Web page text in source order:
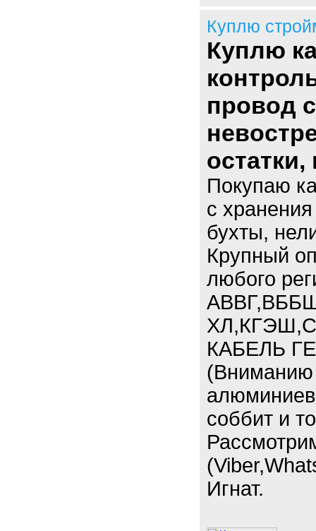
Куплю
Куплю
провод
Покупаю
с
бухты,
Крупный
любого
КАБЕЛЬ
(Вниманию
соббит и
Игнат.